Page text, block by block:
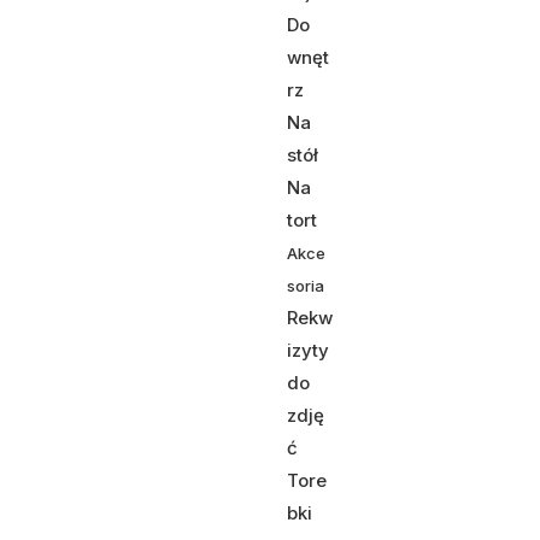
Do
wnęt
rz
Na
stół
Na
tort
Akce
soria
Rekw
izyty
do
zdję
ć
Tore
bki